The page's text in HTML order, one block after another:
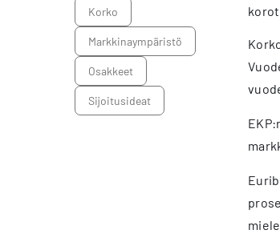
korko
markkinaympäristö
osakkeet
sijoitusideat